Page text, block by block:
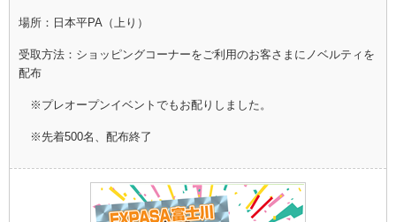
場所：日本平PA（上り）
受取方法： ショッピングコーナーをご利用のお客さまにノベルティを
配布
※プレオープンイベントでもお配り しました 。
※先着500名、配布終了